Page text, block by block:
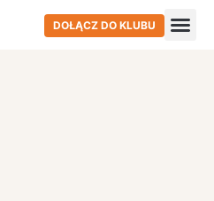
DOŁĄCZ DO KLUBU